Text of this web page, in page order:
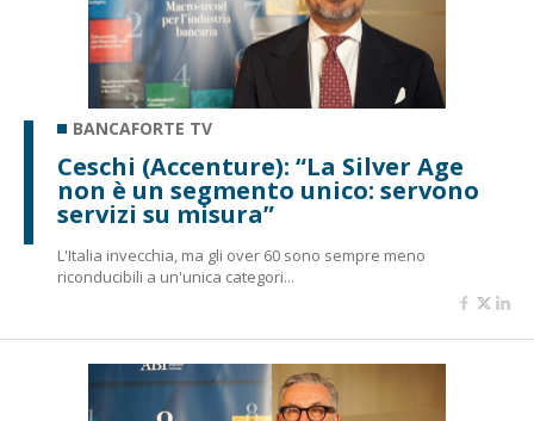
BANCAFORTE TV
Ceschi (Accenture): “La Silver Age
non è un segmento unico: servono
servizi su misura”
L'Italia invecchia, ma gli over 60 sono sempre meno
riconducibili a un'unica categori...